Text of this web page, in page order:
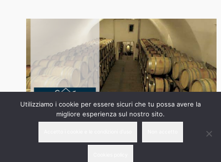
Utilizziamo i cookie per essere sicuri che tu possa avere la
migliore esperienza sul nostro sito.